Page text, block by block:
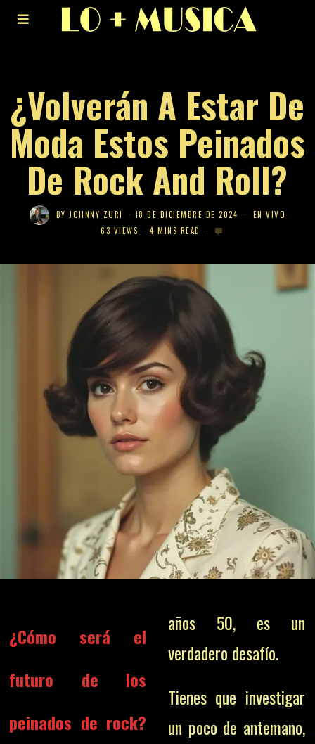
¿Volverán A Estar De
Moda Estos Peinados
De Rock And Roll?
BYJOHNNY ZURI 18 DE DICIEMBRE DE 2024
EN VIVO
63 VIEWS
4 MINS READ
¿Cómo será el
futuro de los
peinados de rock?
años 50, es un
verdadero desafío.
Tienes que investigar
un poco de antemano,